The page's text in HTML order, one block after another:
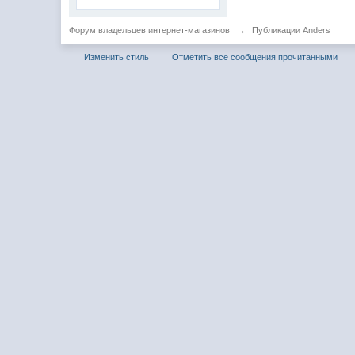
Форум владельцев интернет-магазинов → Публикации Anders
Изменить стиль Отметить все сообщения прочитанными